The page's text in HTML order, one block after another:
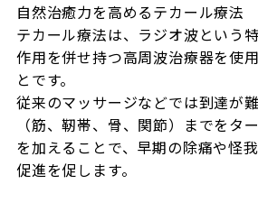
自然治癒力を高めるテカール療法
テカール療法は、ラジオ波という
作用を併せ持つ高周波治療器を使
とです。
従来のマッサージなどでは到達が
（筋、靭帯、骨、関節）までをタ
を加えることで、早期の除痛や怪
促進を促します。